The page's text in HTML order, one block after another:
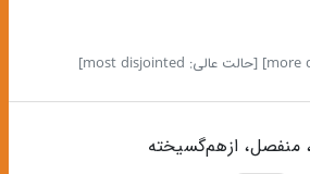
[حالت عالی: most disjointed]
منفصل، ازهم‌گسیخته